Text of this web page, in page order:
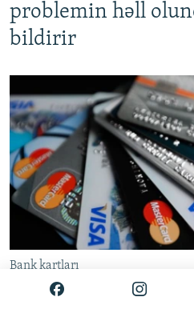
problemin həll
bildirir
Bank kartları